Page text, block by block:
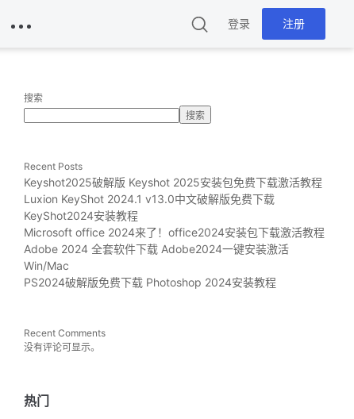
登录 注册
搜索
搜索
Recent Posts
Keyshot2025破解版 Keyshot 2025安装包免费下载激活教程
Luxion KeyShot 2024.1 v13.0中文破解版免费下载
KeyShot2024安装教程
Microsoft office 2024来了！office2024安装包下载激活教程
Adobe 2024 全套软件下载 Adobe2024一键安装激活
Win/Mac
PS2024破解版免费下载 Photoshop 2024安装教程
Recent Comments
没有评论可显示。
热门